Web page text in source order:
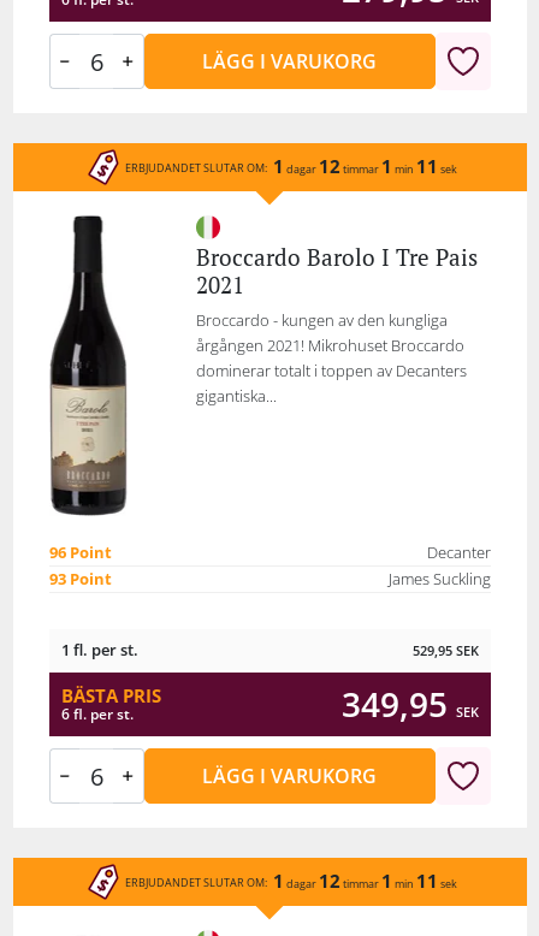
LÄGG I VARUKORG
ERBJUDANDET SLUTAR OM: 1 dagar 12 timmar 1 min 11 sek
Broccardo Barolo I Tre Pais
2021
Broccardo - kungen av den kungliga
årgången 2021! Mikrohuset Broccardo
dominerar totalt i toppen av Decanters
gigantiska...
96 Point
Decanter
93 Point
James Suckling
1 fl. per st. 529,95 SEK
BÄSTA PRIS
6 fl. per st. 349,95 SEK
LÄGG I VARUKORG
ERBJUDANDET SLUTAR OM: 1 dagar 12 timmar 1 min 11 sek